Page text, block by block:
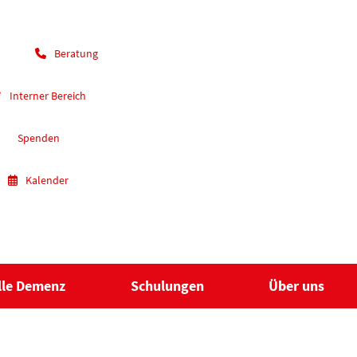
Beratung
Interner Bereich
Spenden
Kalender
Demenz Schulungen Über uns